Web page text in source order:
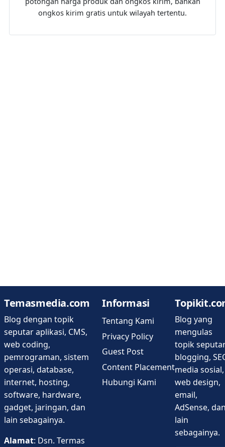
ongkos kirim gratis untuk wilayah tertentu.
Temasmedia.com
Blog dengan topik
seputar aplikasi, CMS,
web coding,
pemrograman, sistem
operasi, database,
internet, hosting,
software, hardware,
gadget, jaringan, dan
lain sebagainya.
Alamat: Dsn. Termas
Informasi
Tentang Kami
Privacy Policy
Guest Post
Content Placement
Hubungi Kami
Blog yang
mengulas
topik
blogging,
media sosial,
web design,
email,
AdSense,
lain
sebagainya.